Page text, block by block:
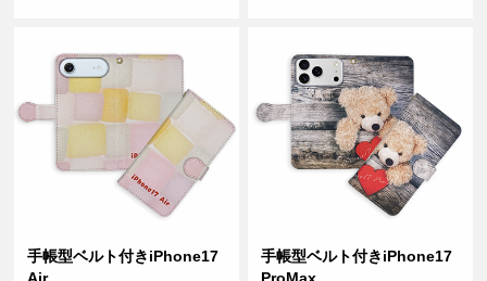
手帳型ベルト付きiPhone17
手帳型ベルト付きiPhone17